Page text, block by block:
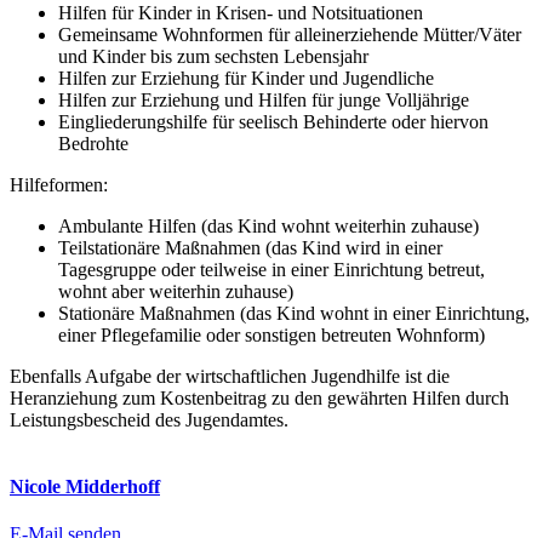
Hilfen für Kinder in Krisen- und Notsituationen
Gemeinsame Wohnformen für alleinerziehende Mütter/Väter
und Kinder bis zum sechsten Lebensjahr
Hilfen zur Erziehung für Kinder und Jugendliche
Hilfen zur Erziehung und Hilfen für junge Volljährige
Eingliederungshilfe für seelisch Behinderte oder hiervon
Bedrohte
Hilfeformen:
Ambulante Hilfen (das Kind wohnt weiterhin zuhause)
Teilstationäre Maßnahmen (das Kind wird in einer
Tagesgruppe oder teilweise in einer Einrichtung betreut,
wohnt aber weiterhin zuhause)
Stationäre Maßnahmen (das Kind wohnt in einer Einrichtung,
einer Pflegefamilie oder sonstigen betreuten Wohnform)
Ebenfalls Aufgabe der wirtschaftlichen Jugendhilfe ist die
Heranziehung zum Kostenbeitrag zu den gewährten Hilfen durch
Leistungsbescheid des Jugendamtes.
Nicole Midderhoff